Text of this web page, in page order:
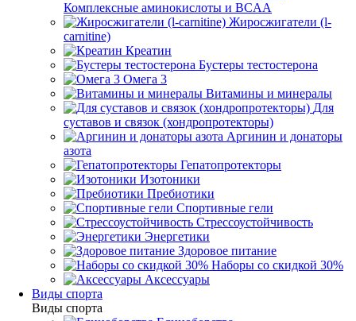
Комплексные аминокислоты и BCAA
Жиросжигатели (l-
carnitine)
Креатин
Бустеры тестостерона
Омега 3
Витамины и минералы
Для
суставов и связок (хондропротекторы)
Аргинин и донаторы
азота
Гепатопротекторы
Изотоники
Пребиотики
Спортивные гели
Стрессоустойчивость
Энергетики
Здоровое питание
Наборы со скидкой 30%
Аксессуары
Виды спорта
Виды спорта